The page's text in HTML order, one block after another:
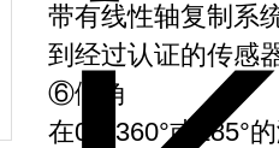
带有线性轴复制系
到经过认证的传感
⑥倾角
在0到360°或±85°